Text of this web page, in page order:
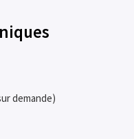
demande)